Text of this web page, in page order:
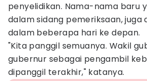
penyelidikan. Nama-nama baru
dalam sidang pemeriksaan, juga
dalam beberapa hari ke depan.
"Kita panggil semuanya. Wakil
gubernur sebagai pengambil
dipanggil terakhir," katanya.